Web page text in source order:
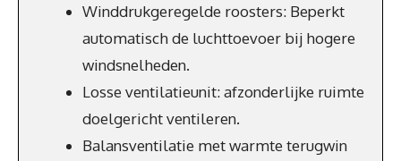
Winddrukgeregelde roosters: Beperkt
automatisch de luchttoevoer bij hogere
windsnelheden.
Losse ventilatieunit: afzonderlijke ruimte
doelgericht ventileren.
Balansventilatie met warmte terugwin